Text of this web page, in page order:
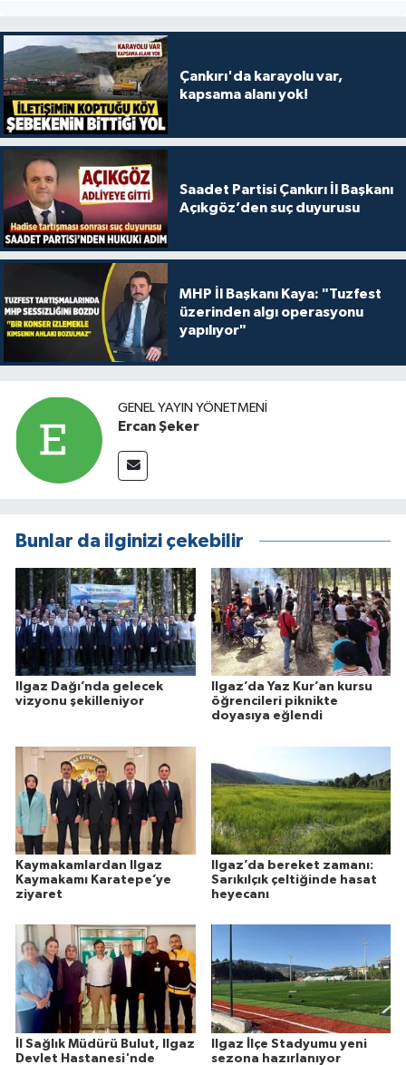
Çankırı'da karayolu var,
kapsama alanı yok!
Saadet Partisi Çankırı İl Başkanı
Açıkgöz’den suç duyurusu
MHP İl Başkanı Kaya: "Tuzfest
üzerinden algı operasyonu
yapılıyor"
GENEL YAYIN YÖNETMENI
Ercan Şeker
Bunlar da ilginizi çekebilir
Ilgaz Dağı’nda gelecek
vizyonu şekilleniyor
Ilgaz’da Yaz Kur’an kursu
öğrencileri piknikte
doyasıya eğlendi
Kaymakamlardan Ilgaz
Kaymakamı Karatepe’ye
ziyaret
Ilgaz’da bereket zamanı:
Sarıkılçık çeltiğinde hasat
heyecanı
İl Sağlık Müdürü Bulut, Ilgaz
Devlet Hastanesi'nde
Ilgaz İlçe Stadyumu yeni
sezona hazırlanıyor